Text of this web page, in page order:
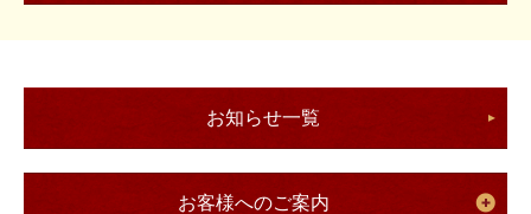
お知らせ一覧
お客様へのご案内